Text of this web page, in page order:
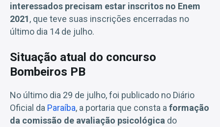
interessados precisam estar inscritos no Enem
2021, que teve suas inscrições encerradas no
último dia 14 de julho.
Situação atual do concurso
Bombeiros PB
No último dia 29 de julho, foi publicado no Diário
Oficial da Paraíba, a portaria que consta a formação
da comissão de avaliação psicológica do